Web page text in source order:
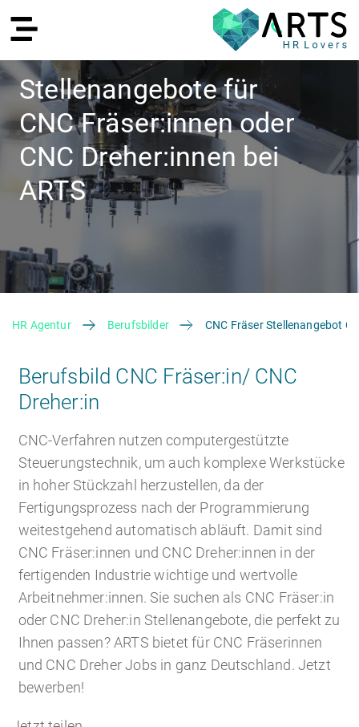
EN
Recruiting Agentur
RPO
Active Sourcing
Personalvermittlung
HR Services
HR Outsourcing
Onboarding
HR Audit
Über ARTS
Blog
Referenzen
Stellenangebote für
CNC Fräser:innen oder
CNC Dreher:innen bei
ARTS
HR Agentur Berufsbilder CNC Fräser Stellenangebot
Berufsbild CNC Fräser:in/ CNC
Dreher:in
CNC-Verfahren nutzen computergestützte
Steuerungstechnik, um auch komplexe Werkstücke
in hoher Stückzahl herzustellen, da der
Fertigungsprozess nach der Programmierung
weitestgehend automatisch abläuft. Damit sind
CNC Fräser:innen und CNC Dreher:innen in der
fertigenden Industrie wichtige und wertvolle
Arbeitnehmer:innen. Sie suchen als CNC Fräser:in
oder CNC Dreher:in Stellenangebote, die perfekt zu
Ihnen passen? ARTS bietet für CNC Fräserinnen
und CNC Dreher Jobs in ganz Deutschland. Jetzt
bewerben!